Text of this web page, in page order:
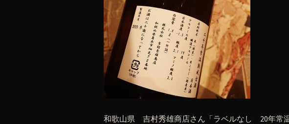
和歌山県 吉村秀雄商店さん「ラベルなし 20年常